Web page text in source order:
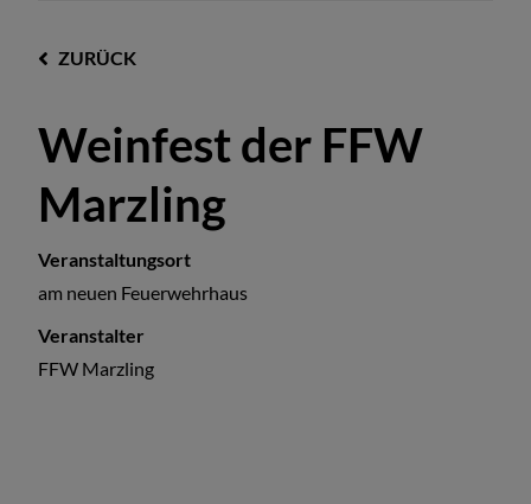
ZURÜCK
Weinfest der FFW
Marzling
Veranstaltungsort
am neuen Feuerwehrhaus
Veranstalter
FFW Marzling